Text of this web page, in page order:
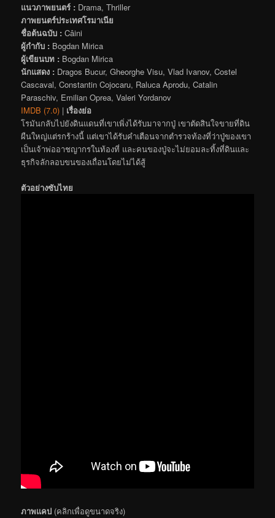
แนวภาพยนตร์ : Drama, Thriller
ภาพยนตร์ประเทศโรมาเนีย
ชื่อต้นฉบับ : Câini
ผู้กำกับ : Bogdan Mirica
ผู้เขียนบท : Bogdan Mirica
นักแสดง : Dragos Bucur, Gheorghe Visu, Vlad Ivanov, Costel
Cascaval, Constantin Cojocaru, Raluca Aprodu, Catalin
Paraschiv, Emilian Oprea, Valeri Yordanov
IMDB (7.0) | เรื่องย่อ
โรมันกลับไปยังดินแดนที่เขาเพิ่งได้รับมาจากปู่ เขาตัดสินใจขายที่ดิน
ผืนใหญ่แต่รกร้างนี้ แต่เขาได้รับคำเตือนจากตำรวจท้องที่ว่าปู่ของเขา
เป็นเจ้าพ่ออาชญากรในท้องที่ และคนของปู่จะไม่ยอมละทิ้งที่ดินและ
ธุรกิจลักลอบขนของเถื่อนโดยไม่ได้สู้
ตัวอย่างซับไทย
ภาพแคป (คลิกเพื่อดูขนาดจริง)